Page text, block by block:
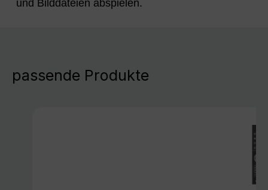
und Bilddateien abspielen.
passende Produkte